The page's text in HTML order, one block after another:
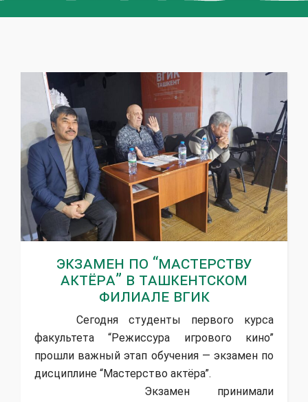
Экзамен по “Мастерству
актёра” в Ташкентском
филиале ВГИК
Сегодня студенты первого курса
факультета “Режиссура игрового кино”
прошли важный этап обучения — экзамен по
дисциплине “Мастерство актёра”.
Экзамен принимали